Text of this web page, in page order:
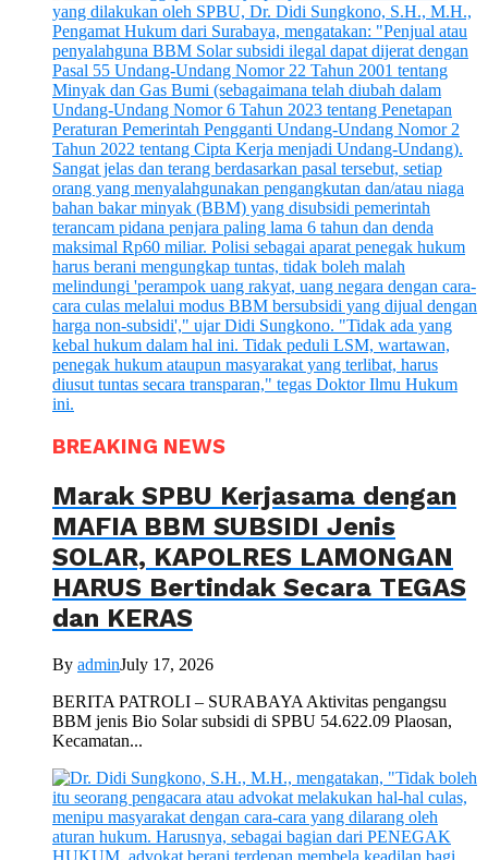
BREAKING NEWS
Marak SPBU Kerjasama dengan
MAFIA BBM SUBSIDI Jenis
SOLAR, KAPOLRES LAMONGAN
HARUS Bertindak Secara TEGAS
dan KERAS
By adminJuly 17, 2026
BERITA PATROLI – SURABAYA Aktivitas pengangsu
BBM jenis Bio Solar subsidi di SPBU 54.622.09 Plaosan,
Kecamatan...